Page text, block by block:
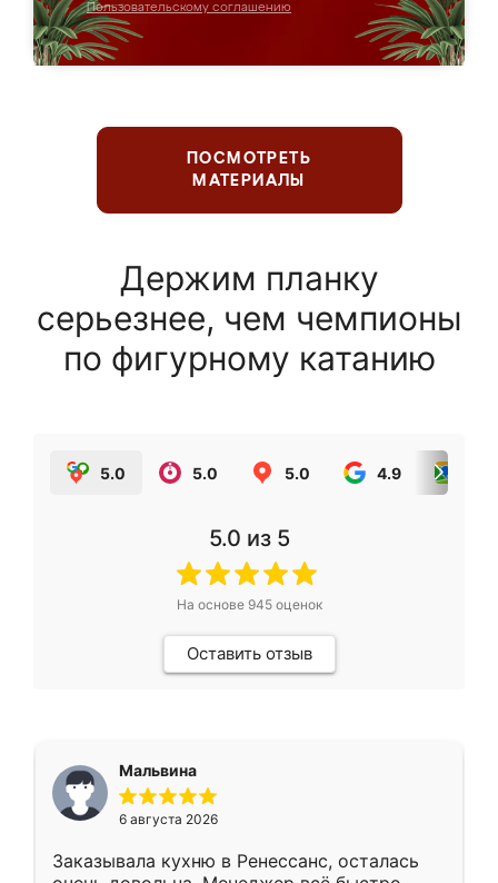
Пользовательскому соглашению
ПОСМОТРЕТЬ
МАТЕРИАЛЫ
Держим планку
серьезнее, чем чемпионы
по фигурному катанию
5.0 5.0 5.0 4.9
5.0 из 5
На основе 945оценок
Оставить отзыв
Мальвина
6 августа 2026
Заказывала кухню в Ренессанс, осталась